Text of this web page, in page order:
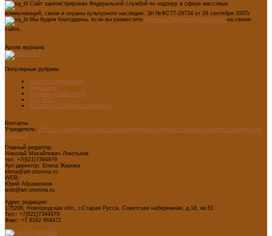
Сайт зарегистрирован Федеральной службой по надзору в сфере массовых
коммуникаций, связи и охраны культурного наследия: Эл №ФС77-29734 от 28 сентября 2007г.
Мы будем благодарны, если вы разместите баннеры "Введенской стороны" на своем
сайте.
Архив журнала
Популярные рубрики
Мастера модернизма
Педсоветы
Детский дизайн-центр
ART WEB
Мастерская главного редактора
Контакты
Учредитель: АНО «Старорусский Центр интеллектуально-художественного развития «Введенская
сторона»
Главный редактор:
Николай Михайлович Локотьков
тел. +7(921)7394979
Арт-директор: Елена Жирова
elena@art-storona.ru
WEB:
Юрий Абраменков
web@art-storona.ru
Адрес редакции:
175206, Новгородская обл., г.Старая Русса, Советская набережная, д.18, кв.61
Тел.: +7(921)7394979
Факс: +7 8162 664472